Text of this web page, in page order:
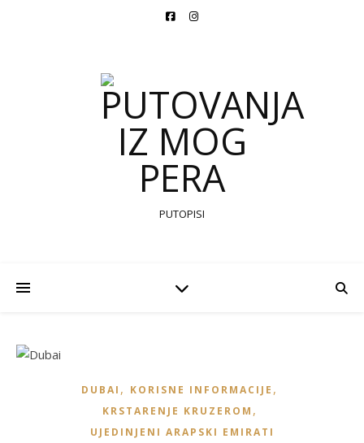
PUTOPISI
DUBAI , KORISNE INFORMACIJE ,
KRSTARENJE KRUZEROM ,
UJEDINJENI ARAPSKI EMIRATI